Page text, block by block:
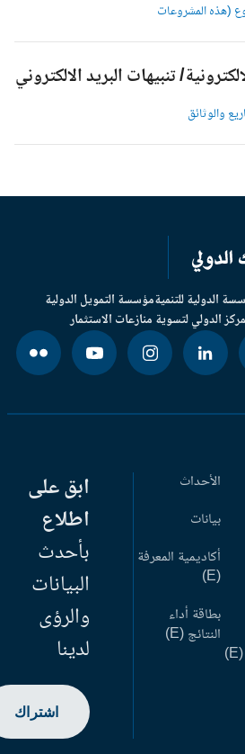
(هذه المشروعات
تنبيهات البريد الالكتروني
للتنميةمؤسسة التمويل الدولية
الدولي لتسوية منازعات الاستثمار
الأحداث
بيانات
أكاديمية المعرفة
بطاقة أداء
النتائج (E)
ابق على
اطلاع
بأحدث
البيانات
والرؤى
لدينا
اشتراك